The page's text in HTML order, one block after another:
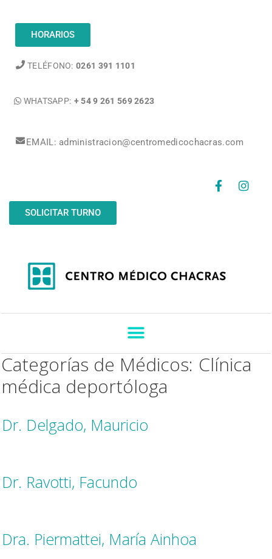
HORARIOS
TELÉFONO: 0261 391 1101
WHATSAPP: + 54 9 261 569 2623
EMAIL: administracion@centromedicochacras.com
SOLICITAR TURNO
Categorías de Médicos: Clínica
médica deportóloga
Dr. Delgado, Mauricio
Dr. Ravotti, Facundo
Dra. Piermattei, María Ainhoa